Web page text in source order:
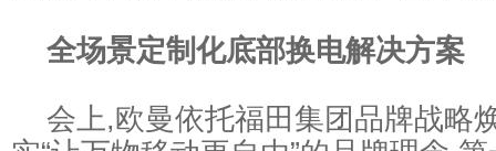
全场景定制化底部换电解决方案
会上,欧曼依托福田集团品牌战略